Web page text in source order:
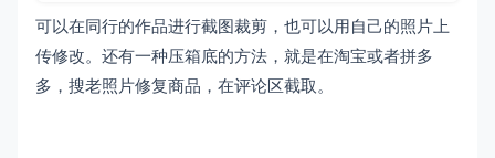
可以在同行的作品进行截图裁剪，也可以用自己的照片上
传修改。还有一种压箱底的方法，就是在淘宝或者拼多
多，搜老照片修复商品，在评论区截取。